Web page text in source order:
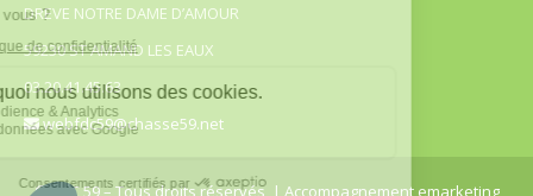
DREVE NOTRE DAME D’AMOUR
59230 ST AMAND LES EAUX
03.20.41.45.63
webfdc59@chasse59.net
© FDC 59 – Tous droits réservés | Accompagnement emarketing